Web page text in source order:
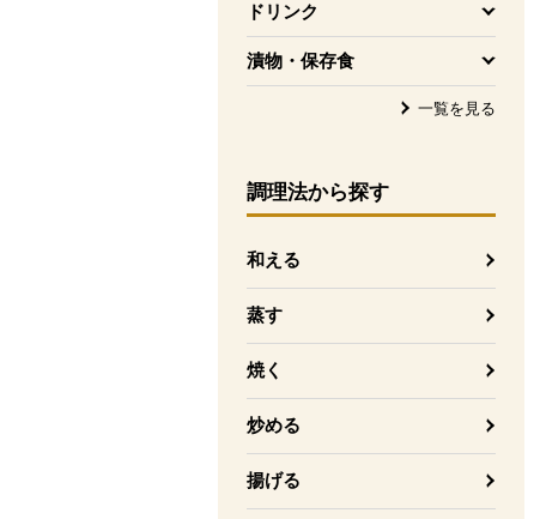
ドリンク
を開く
漬物・保存食
を開く
一覧を見る
調理法から探す
和える
蒸す
焼く
炒める
揚げる